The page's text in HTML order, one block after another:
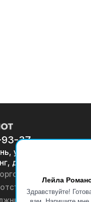
Лейла
Здравствуйте!
37
ул.
д. 7
площадка
лоты по
физических